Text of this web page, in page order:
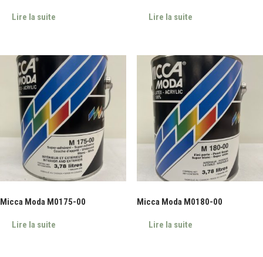
Lire la suite Lire la suite
Micca Moda M0175-00
Lire la suite
Micca Moda M0180-00
Lire la suite